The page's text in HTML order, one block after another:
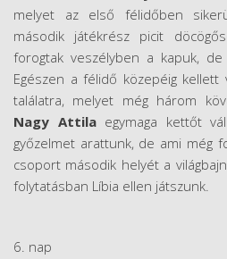
melyet az első félidőben
második játékrész picit
forogtak veszélyben a kapuk,
Egészen a félidő közepéig
találatra, melyet még három
Nagy Attilaegymaga kettőt
győzelmet arattunk, de ami még
csoport második helyét a
folytatásban Líbia ellen játszunk.
6. nap